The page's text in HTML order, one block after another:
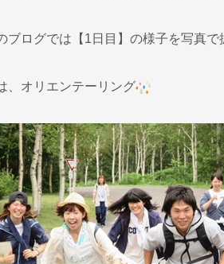
ブログでは【1日目】の様子を写真で
、オリエンテーリング